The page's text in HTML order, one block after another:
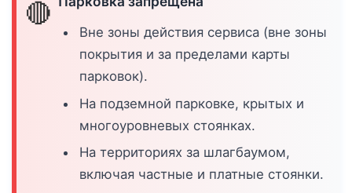
🔴
Вне зоны действия сервиса (вне зоны
покрытия и за пределами карты
парковок).
На подземной парковке, крытых и
многоуровневых стоянках.
На территориях за шлагбаумом,
включая частные и платные стоянки.